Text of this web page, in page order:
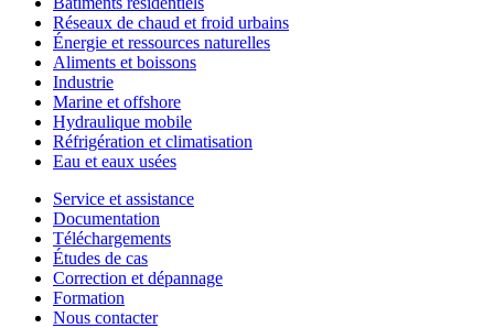
Réseaux de chaud et froid urbains
Énergie et ressources naturelles
Aliments et boissons
Industrie
Marine et offshore
Hydraulique mobile
Réfrigération et climatisation
Eau et eaux usées
Service et assistance
Documentation
Téléchargements
Études de cas
Correction et dépannage
Formation
Nous contacter